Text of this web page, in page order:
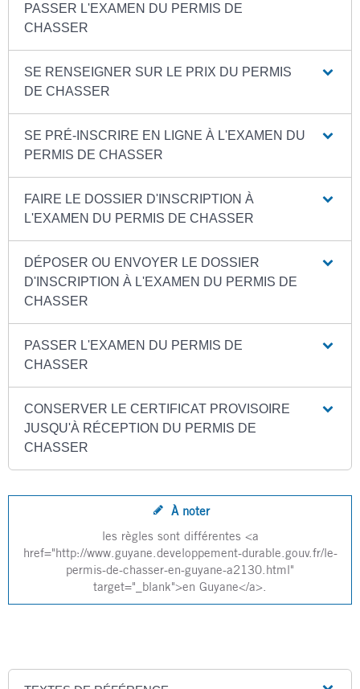
PASSER L'EXAMEN DU PERMIS DE
CHASSER
SE RENSEIGNER SUR LE PRIX DU PERMIS
DE CHASSER
SE PRÉ-INSCRIRE EN LIGNE À L'EXAMEN DU
PERMIS DE CHASSER
FAIRE LE DOSSIER D'INSCRIPTION À
L'EXAMEN DU PERMIS DE CHASSER
DÉPOSER OU ENVOYER LE DOSSIER
D'INSCRIPTION À L'EXAMEN DU PERMIS DE
CHASSER
PASSER L'EXAMEN DU PERMIS DE
CHASSER
CONSERVER LE CERTIFICAT PROVISOIRE
JUSQU'À RÉCEPTION DU PERMIS DE
CHASSER
À noter
les règles sont différentes <a
href="http://www.guyane.developpement-durable.gouv.fr/le-
permis-de-chasser-en-guyane-a2130.html"
target="_blank">en Guyane</a>.